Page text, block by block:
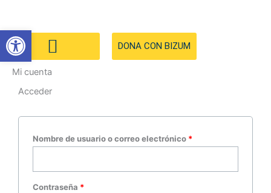
contenido
DONA CON BIZUM
Mi cuenta
Acceder
Nombre de usuario o correo electrónico *
Contraseña *
Abrir barra de herramientas